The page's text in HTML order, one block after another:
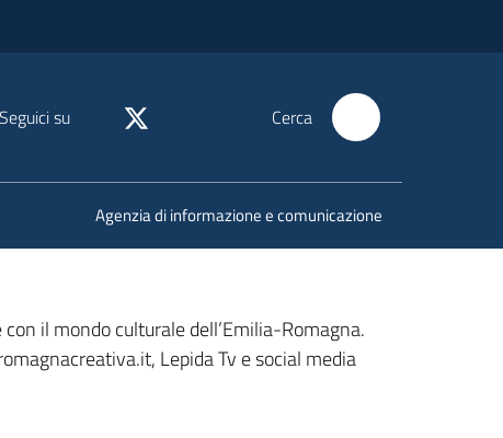
Seguici su Cerca
Agenzia di informazione e comunicazione
il mondo culturale dell’Emilia-Romagna.
Lepida Tv e social media